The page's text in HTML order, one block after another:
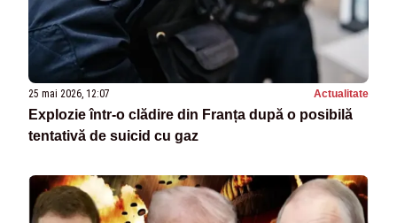
25 mai 2026, 12:07 Actualitate
Explozie într-o clădire din Franța după o posibilă
tentativă de suicid cu gaz